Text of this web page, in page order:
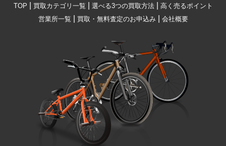
TOP 買取カテゴリ一覧 選べる3つの買取方法| 高く売るポイント
営業所一覧
買取・無料査定のお申込み| 会社概要